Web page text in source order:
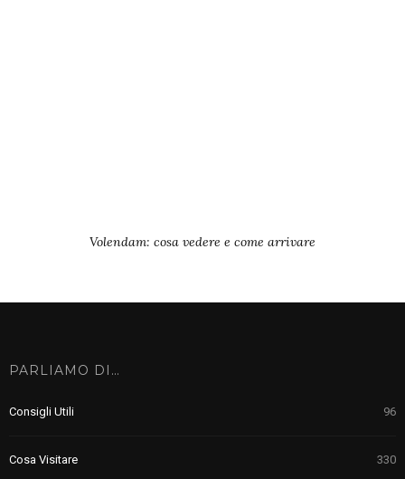
Volendam: cosa vedere e come arrivare
PARLIAMO DI…
Consigli Utili 96
Cosa Visitare 330